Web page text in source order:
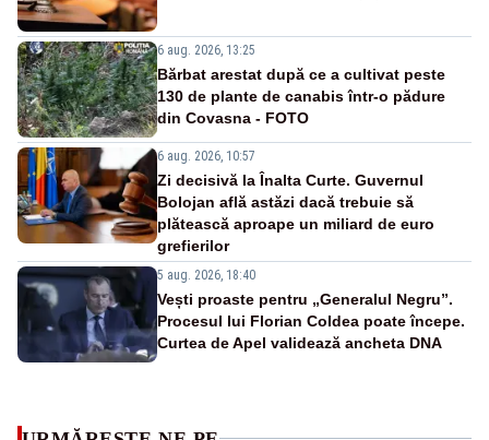
6 aug. 2026, 13:25
Bărbat arestat după ce a cultivat peste
130 de plante de canabis într-o pădure
din Covasna - FOTO
6 aug. 2026, 10:57
Zi decisivă la Înalta Curte. Guvernul
Bolojan află astăzi dacă trebuie să
plătească aproape un miliard de euro
grefierilor
5 aug. 2026, 18:40
Vești proaste pentru „Generalul Negru”.
Procesul lui Florian Coldea poate începe.
Curtea de Apel validează ancheta DNA